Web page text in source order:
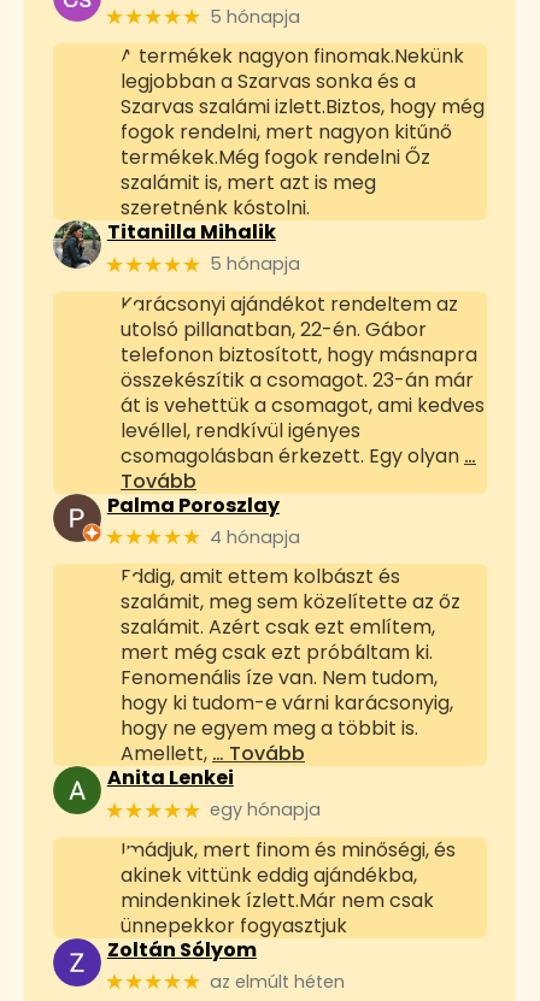
★★★★★ 5 hónapja
A termékek nagyon finomak.Nekünk
legjobban a Szarvas sonka és a
Szarvas szalámi izlett.Biztos, hogy még
fogok rendelni, mert nagyon kitűnő
termékek.Még fogok rendelni Őz
szalámit is, mert azt is meg
szeretnénk kóstolni.
Titanilla Mihalik
★★★★★ 5 hónapja
Karácsonyi ajándékot rendeltem az
utolsó pillanatban, 22-én. Gábor
telefonon biztosított, hogy másnapra
összekészítik a csomagot. 23-án már
át is vehettük a csomagot, ami kedves
levéllel, rendkívül igényes
csomagolásban érkezett. Egy olyan …
Tovább
Palma Poroszlay
★★★★★ 4 hónapja
Eddig, amit ettem kolbászt és
szalámit, meg sem közelítette az őz
szalámit. Azért csak ezt említem,
mert még csak ezt próbáltam ki.
Fenomenális íze van. Nem tudom,
hogy ki tudom-e várni karácsonyig,
hogy ne egyem meg a többit is.
Amellett, … Tovább
Anita Lenkei
★★★★★ egy hónapja
Imádjuk, mert finom és minőségi, és
akinek vittünk eddig ajándékba,
mindenkinek ízlett.Már nem csak
ünnepekkor fogyasztjuk
Zoltán Sólyom
★★★★★ az elmúlt héten